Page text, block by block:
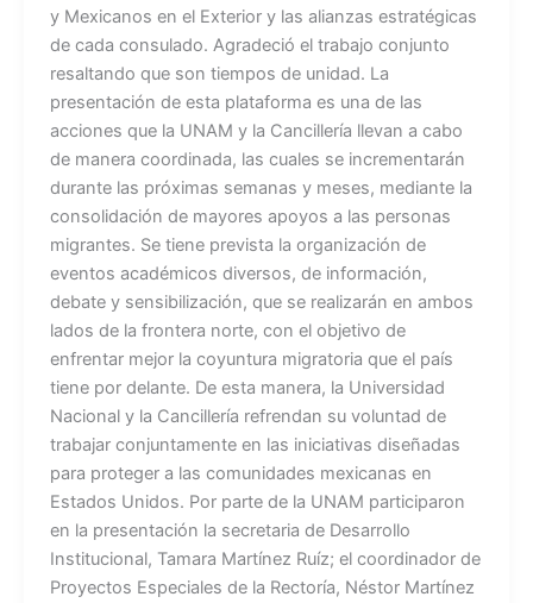
y Mexicanos en el Exterior y las alianzas estratégicas
de cada consulado. Agradeció el trabajo conjunto
resaltando que son tiempos de unidad. La
presentación de esta plataforma es una de las
acciones que la UNAM y la Cancillería llevan a cabo
de manera coordinada, las cuales se incrementarán
durante las próximas semanas y meses, mediante la
consolidación de mayores apoyos a las personas
migrantes. Se tiene prevista la organización de
eventos académicos diversos, de información,
debate y sensibilización, que se realizarán en ambos
lados de la frontera norte, con el objetivo de
enfrentar mejor la coyuntura migratoria que el país
tiene por delante. De esta manera, la Universidad
Nacional y la Cancillería refrendan su voluntad de
trabajar conjuntamente en las iniciativas diseñadas
para proteger a las comunidades mexicanas en
Estados Unidos. Por parte de la UNAM participaron
en la presentación la secretaria de Desarrollo
Institucional, Tamara Martínez Ruíz; el coordinador de
Proyectos Especiales de la Rectoría, Néstor Martínez